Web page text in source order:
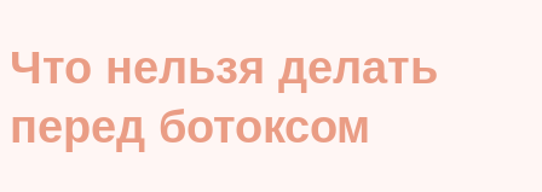
Что нельзя делать
перед ботоксом